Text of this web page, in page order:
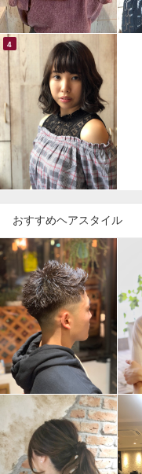
おすすめヘアスタイル